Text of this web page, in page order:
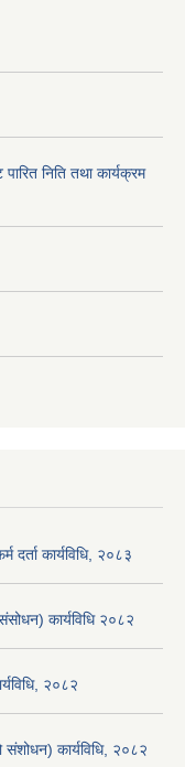
निति तथा कार्यक्रम
दर्ता कार्यविधि, २०८३
कार्यविधि २०८२
२०८२
कार्यविधि, २०८२